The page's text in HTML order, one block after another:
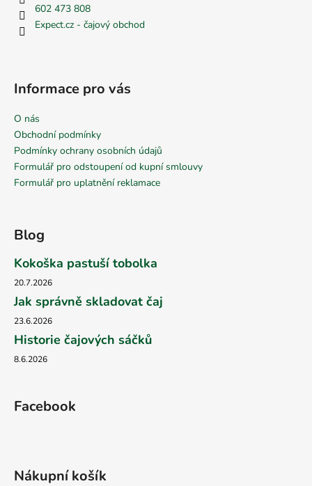
602 473 808
Expect.cz - čajový obchod
Informace pro vás
O nás
Obchodní podmínky
Podmínky ochrany osobních údajů
Formulář pro odstoupení od kupní smlouvy
Formulář pro uplatnění reklamace
Blog
Kokoška pastuší tobolka
20.7.2026
Jak správně skladovat čaj
23.6.2026
Historie čajových sáčků
8.6.2026
Facebook
Nákupní košík